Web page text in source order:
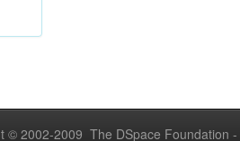
© 2002-2009 The DSpace Foundation -